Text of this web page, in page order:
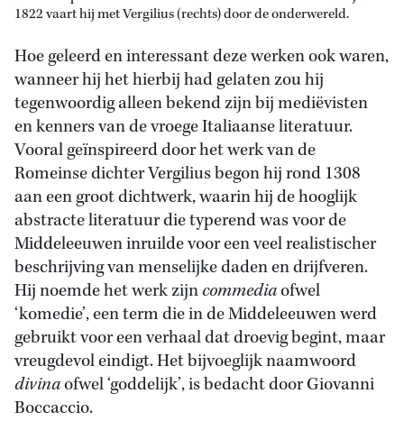
1822 vaart hij met Vergilius (rechts) door de onderwereld.
Hoe geleerd en interessant deze werken ook waren,
wanneer hij het hierbij had gelaten zou hij
tegenwoordig alleen bekend zijn bij mediëvisten
en kenners van de vroege Italiaanse literatuur.
Vooral geïnspireerd door het werk van de
Romeinse dichter Vergilius begon hij rond 1308
aan een groot dichtwerk, waarin hij de hooglijk
abstracte literatuur die typerend was voor de
Middeleeuwen inruilde voor een veel realistischer
beschrijving van menselijke daden en drijfveren.
Hij noemde het werk zijncommediaofwel
‘komedie’, een term die in de Middeleeuwen werd
gebruikt voor een verhaal dat droevig begint, maar
vreugdevol eindigt. Het bijvoeglijk naamwoord
divinaofwel ‘goddelijk’, is bedacht door Giovanni
Boccaccio.